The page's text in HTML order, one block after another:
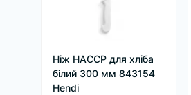
Ніж HACCP для хліба
білий 300 мм 843154
Hendi